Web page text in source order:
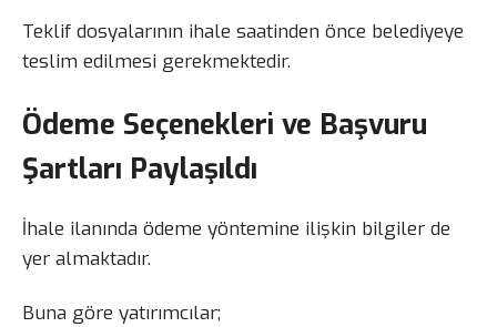
Teklif dosyalarının ihale saatinden önce belediyeye
teslim edilmesi gerekmektedir.
Ödeme Seçenekleri ve Başvuru
Şartları Paylaşıldı
İhale ilanında ödeme yöntemine ilişkin bilgiler de
yer almaktadır.
Buna göre yatırımcılar;